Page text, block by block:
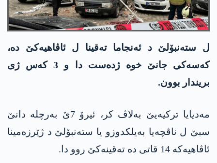
ل ستەنبۆلێ د ئەنجاما تەقینا ل ئاڤاهیەکێ دە،
کەسەکی جانێ خوە ژدەست دا و 3 کەس ژی
بریندار بوون.
مەدیایا ترکیەیێ بەلاڤ کر، ئیرۆ 7ێ بەرچلە دانێ
سبێ ل ناڤچەیا بەیلکدوزو یا ستەنبۆلێ د ژێرزەمینا
ئاڤاهیەکە 14 قاتی دە تەقینەکێ روو دا.